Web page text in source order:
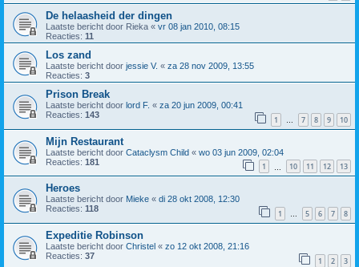
De helaasheid der dingen
Laatste bericht door Rieka « vr 08 jan 2010, 08:15
Reacties: 11
Los zand
Laatste bericht door jessie V. « za 28 nov 2009, 13:55
Reacties: 3
Prison Break
Laatste bericht door lord F. « za 20 jun 2009, 00:41
Reacties: 143 1 … 7 8 9 10
Mijn Restaurant
Laatste bericht door Cataclysm Child « wo 03 jun 2009, 02:04
Reacties: 181 1 10 11 12 13
Heroes
Laatste bericht door Mieke « di 28 okt 2008, 12:30
Reacties: 118 1 … 5 6 7 8
Expeditie Robinson
Laatste bericht door Christel « zo 12 okt 2008, 21:16
Reacties: 37 1 2 3